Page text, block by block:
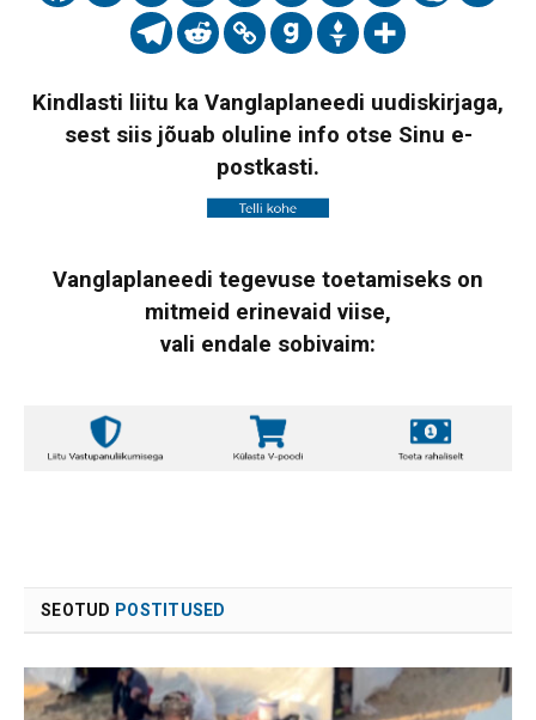
Kindlasti liitu ka Vanglaplaneedi uudiskirjaga,
sest siis jõuab oluline info otse Sinu e-
postkasti.
Vanglaplaneedi tegevuse toetamiseks on
mitmeid erinevaid viise,
vali endale sobivaim:
SEOTUD POSTITUSED